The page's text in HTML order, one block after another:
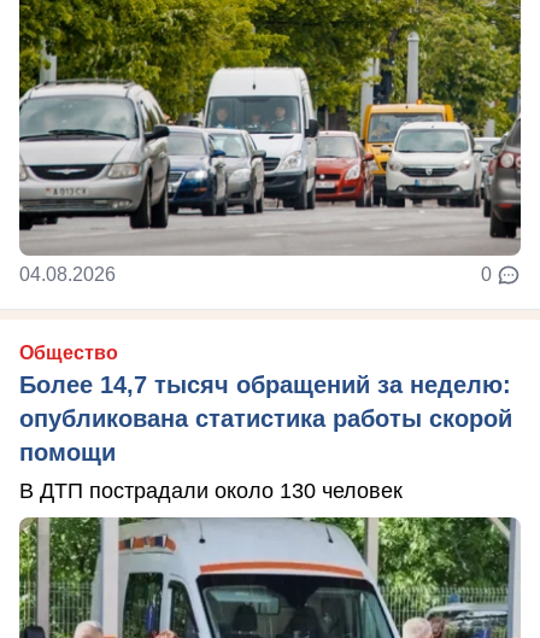
04.08.2026 0
Общество
Более 14,7 тысяч обращений за неделю:
опубликована статистика работы скорой
помощи
В ДТП пострадали около 130 человек